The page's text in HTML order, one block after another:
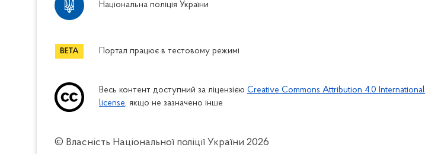
Національна поліція України
Портал працює в тестовому режимі
Весь контент доступний за ліцензією Creative Commons Attribution 4.0 International
license, якщо не зазначено інше
© Власність Національної поліції України 2026